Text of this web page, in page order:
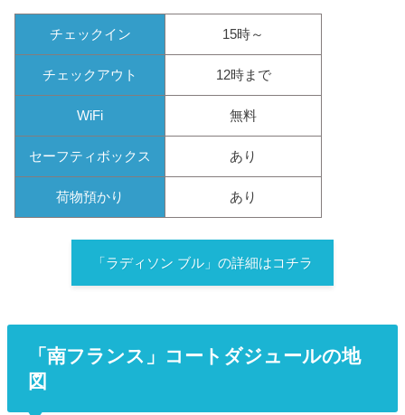
チェックイン 15時～
チェックアウト 12時まで
WiFi 無料
セーフティボックス あり
荷物預かり あり
「ラディソン ブル」の詳細はコチラ
「南フランス」コートダジュールの地
図